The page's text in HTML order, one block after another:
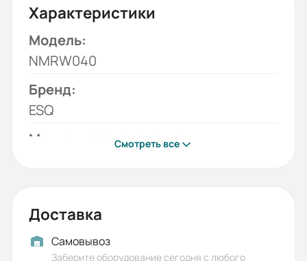
Характеристики
Модель:
NMRW040
Бренд:
ESQ
Монтажное положение:
отношения:
100
Типоразмер:
Смотреть все
Доставка
Самовывоз
Заберите оборудование сегодня с любого